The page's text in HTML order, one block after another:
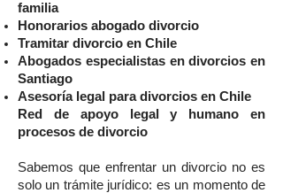
familia
Honorarios abogado divorcio
Tramitar divorcio en Chile
Abogados especialistas en divorcios en
Santiago
Asesoría legal para divorcios en Chile
Red de apoyo legal y humano en
procesos de divorcio
Sabemos que enfrentar un divorcio no es
solo un trámite jurídico: es un momento de